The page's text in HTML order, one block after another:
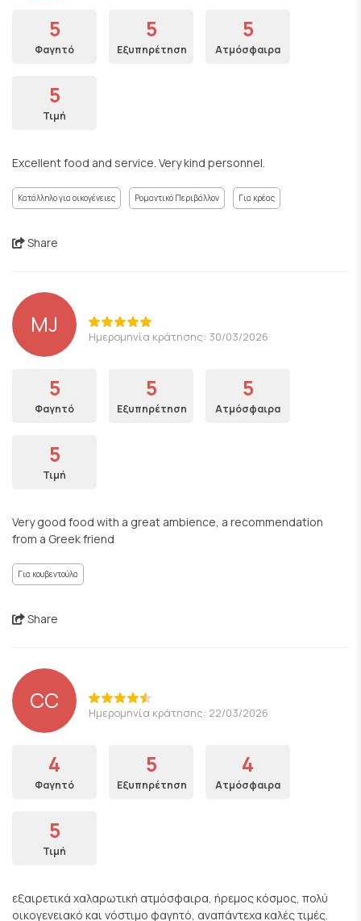
5
Φαγητό
5
Εξυπηρέτηση
5
Ατμόσφαιρα
5
Τιμή
Excellent food and service. Very kind personnel.
Κατάλληλο για οικογένειες Ρομαντικό Περιβάλλον Για κρέας
Share
MJ Ημερομηνία κράτησης: 30/03/2026
5
Φαγητό
5
Εξυπηρέτηση
5
Ατμόσφαιρα
5
Τιμή
Very good food with a great ambience, a recommendation
from a Greek friend
Για κουβεντούλα
Share
CC Ημερομηνία κράτησης: 22/03/2026
4
Φαγητό
5
Εξυπηρέτηση
4
Ατμόσφαιρα
5
Τιμή
εξαιρετικά χαλαρωτική ατμόσφαιρα, ήρεμος κόσμος, πολύ
οικογενειακό και νόστιμο φαγητό, αναπάντεχα καλές τιμές.